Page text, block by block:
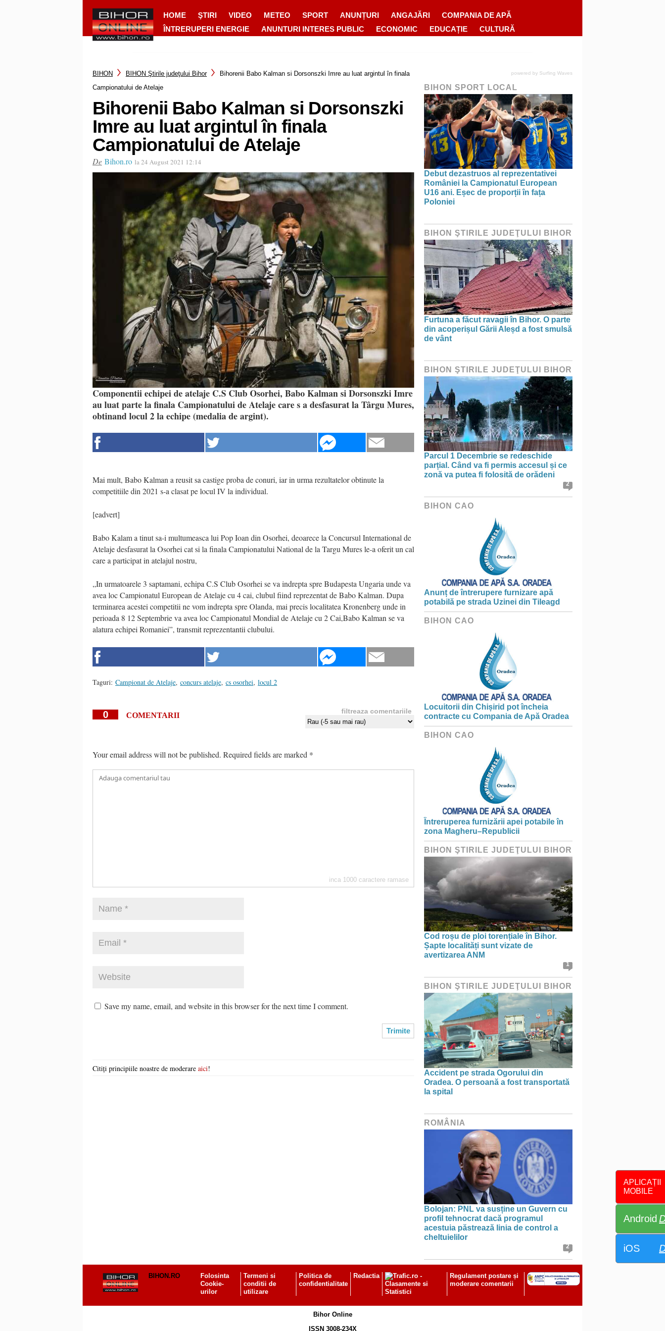
HOME ŞTIRI VIDEO METEO SPORT ANUNȚURI ANGAJĂRI
COMPANIA DE APĂ
ÎNTRERUPERI ENERGIE
ANUNTURI INTERES PUBLIC ECONOMIC EDUCAȚIE CULTURĂ
APLICAȚII
MOBILE
Android
iOS
BIHON BIHON Ştirile judeţului Bihor
Bihorenii Babo Kalman si Dorsonszki Imre au luat argintul în finala
Campionatului de Atelaje
Bihorenii Babo Kalman si Dorsonszki
Imre au luat argintul în finala
Campionatului de Atelaje
De Bihon.ro la 24 August 2021 12:14
Componentii echipei de atelaje C.S Club Osorhei, Babo Kalman si Dorsonszki Imre
au luat parte la finala Campionatului de Atelaje care s a desfasurat la Târgu Mures,
obtinand locul 2 la echipe (medalia de argint).
Mai mult, Babo Kalman a reusit sa castige proba de conuri, iar in urma rezultatelor obtinute la
competitiile din 2021 s-a clasat pe locul IV la individual.
[eadvert]
Babo Kalam a tinut sa-i multumeasca lui Pop Ioan din Osorhei, deoarece la Concursul International de
Atelaje desfasurat la Osorhei cat si la finala Campionatului National de la Targu Mures le-a oferit un cal
care a participat in atelajul nostru,
„In urmatoarele 3 saptamani, echipa C.S Club Osorhei se va indrepta spre Budapesta Ungaria unde va
avea loc Campionatul European de Atelaje cu 4 cai, clubul fiind reprezentat de Babo Kalman. Dupa
terminarea acestei competitii ne vom indrepta spre Olanda, mai precis localitatea Kronenberg unde in
perioada 8 12 Septembrie va avea loc Campionatul Mondial de Atelaje cu 2 Cai,Babo Kalman se va
alatura echipei Romaniei”, transmit reprezentantii clubului.
Taguri: Campionat de Atelaje, concurs atelaje, cs osorhei, locul 2
0 COMENTARII filtreaza comentariile
Your email address will not be published. Required fields are marked *
inca 1000 caractere ramase
Save my name, email, and website in this browser for the next time I comment.
Citiți principiile noastre de moderare aici!
powered by Surfing Waves
BIHON SPORT LOCAL
Debut dezastruos al reprezentativei
României la Campionatul European
U16 ani. Eșec de proporții în fața
Poloniei
BIHON ŞTIRILE JUDEŢULUI BIHOR
Furtuna a făcut ravagii în Bihor. O parte
din acoperișul Gării Aleșd a fost smulsă
de vânt
BIHON ŞTIRILE JUDEŢULUI BIHOR
Parcul 1 Decembrie se redeschide
parțial. Când va fi permis accesul și ce
zonă va putea fi folosită de orădeni
2
BIHON CAO
Anunț de întrerupere furnizare apă
potabilă pe strada Uzinei din Tileagd
BIHON CAO
Locuitorii din Chișirid pot încheia
contracte cu Compania de Apă Oradea
BIHON CAO
Întreruperea furnizării apei potabile în
zona Magheru–Republicii
BIHON ŞTIRILE JUDEŢULUI BIHOR
Cod roșu de ploi torențiale în Bihor.
Șapte localități sunt vizate de
avertizarea ANM
1
BIHON ŞTIRILE JUDEŢULUI BIHOR
Accident pe strada Ogorului din
Oradea. O persoană a fost transportată
la spital
ROMÂNIA
Bolojan: PNL va susține un Guvern cu
profil tehnocrat dacă programul
acestuia păstrează linia de control a
cheltuielilor
2
BIHON.RO
Folosinta
Cookie-
urilor
Termeni si
conditii de
utilizare
Politica de
confidentialitate
Redactia
Regulament postare și
moderare comentarii
Bihor Online
ISSN 3008-234X